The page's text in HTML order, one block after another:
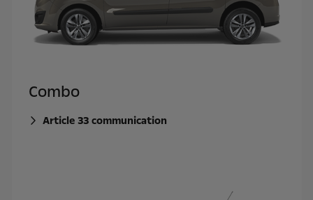
Combo
Article 33 communication